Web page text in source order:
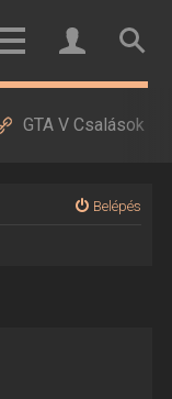
GTA V Csalások
Belépés